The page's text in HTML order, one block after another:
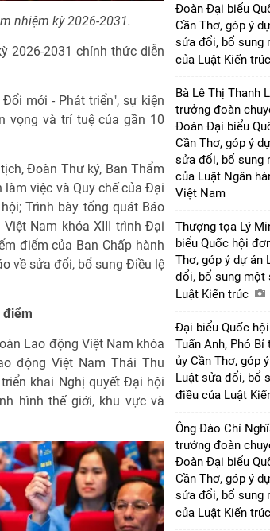
nhiệm kỳ 2026-2031.
2026-2031 chính thức diễn
mới - Phát triển", sự kiện
vọng và trí tuệ của gần 10
Đoàn Thư ký, Ban Thẩm
việc và Quy chế của Đại
Trình bày tổng quát Báo
Nam khóa XIII trình Đại
điểm của Ban Chấp hành
về sửa đổi, bổ sung Điều lệ
điểm
Lao động Việt Nam khóa
động Việt Nam Thái Thu
khai Nghị quyết Đại hội
hình thế giới, khu vực và
Đoàn Đại biểu
Cần Thơ, góp ý
sửa đổi, bổ sung
của Luật Kiến trúc
Bà Lê Thị Thanh
trưởng đoàn
Đoàn Đại biểu
Cần Thơ, góp ý
sửa đổi, bổ sung
của Luật Ngân
Việt Nam
Thượng tọa Lý
biểu Quốc hội
Thơ, góp ý dự án
đổi, bổ sung một
Luật Kiến trúc
Đại biểu Quốc
Tuấn Anh, Phó Bí
ủy Cần Thơ, góp
Luật sửa đổi, bổ
điều của Luật
Ông Đào Chí
trưởng đoàn
Đoàn Đại biểu
Cần Thơ, góp ý
sửa đổi, bổ sung
của Luật Kiến trúc